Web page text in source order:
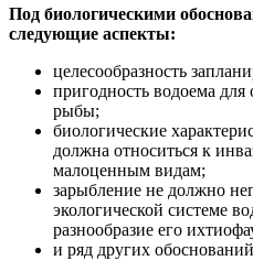
Под биологическими
следующие аспекты:
целесообразность
пригодность водоема для
рыбы;
биологические
должна относиться к
малоценным видам;
зарыбление не должно
экологической системе
разнообразие его
и ряд других